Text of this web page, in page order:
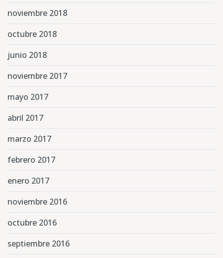
noviembre 2018
octubre 2018
junio 2018
noviembre 2017
mayo 2017
abril 2017
marzo 2017
febrero 2017
enero 2017
noviembre 2016
octubre 2016
septiembre 2016